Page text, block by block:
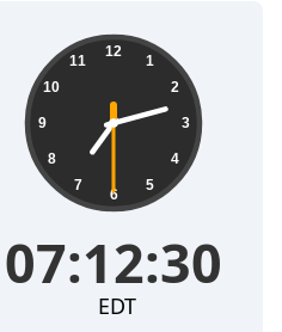
07:12:30 12
1
2
3
4
5
6
7
8
9
10
11
07:12:30
EDT